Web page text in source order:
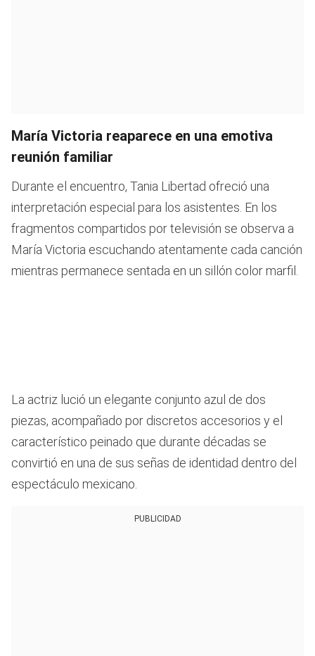
María Victoria reaparece en una emotiva
reunión familiar
Durante el encuentro, Tania Libertad ofreció una
interpretación especial para los asistentes. En los
fragmentos compartidos por televisión se observa a
María Victoria escuchando atentamente cada canción
mientras permanece sentada en un sillón color marfil.
La actriz lució un elegante conjunto azul de dos
piezas, acompañado por discretos accesorios y el
característico peinado que durante décadas se
convirtió en una de sus señas de identidad dentro del
espectáculo mexicano.
PUBLICIDAD